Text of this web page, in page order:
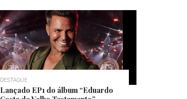
DESTAQUE
Lançado EP1 do álbum “Eduardo